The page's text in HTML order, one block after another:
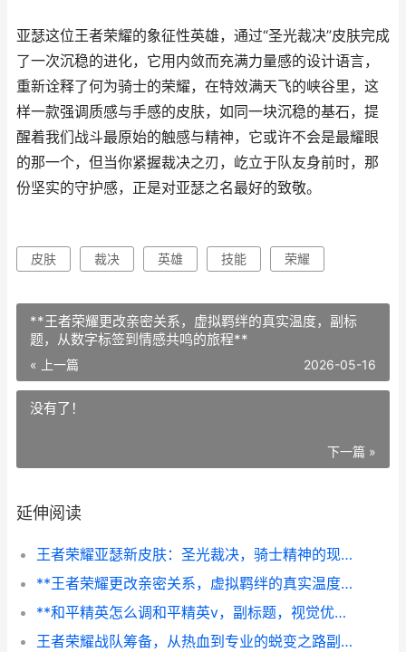
亚瑟这位王者荣耀的象征性英雄，通过“圣光裁决”皮肤完成
了一次沉稳的进化，它用内敛而充满力量感的设计语言，
重新诠释了何为骑士的荣耀，在特效满天飞的峡谷里，这
样一款强调质感与手感的皮肤，如同一块沉稳的基石，提
醒着我们战斗最原始的触感与精神，它或许不会是最耀眼
的那一个，但当你紧握裁决之刃，屹立于队友身前时，那
份坚实的守护感，正是对亚瑟之名最好的致敬。
皮肤 裁决 英雄 技能 荣耀
**王者荣耀更改亲密关系，虚拟羁绊的真实温度，副标
题，从数字标签到情感共鸣的旅程**
« 上一篇 2026-05-16
没有了！
下一篇 »
延伸阅读
王者荣耀亚瑟新皮肤：圣光裁决，骑士精神的现代回响，副标题：一柄重剑承载的荣耀与变革
**王者荣耀更改亲密关系，虚拟羁绊的真实温度，副标题，从数字标签到情感共鸣的旅程**
**和平精英怎么调和平精英v，副标题，视觉优势与竞技平衡的掌控艺术**
王者荣耀战队筹备，从热血到专业的蜕变之路副标题，草台班子到职业体系的进阶指南